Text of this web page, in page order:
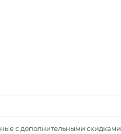
с дополнительными скидками.